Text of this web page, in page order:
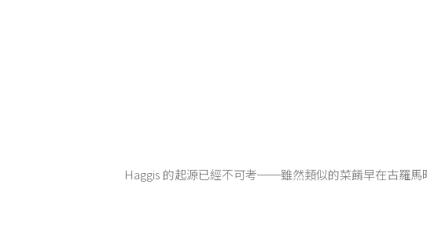
Haggis 的起源已經不可考──雖然類似的菜餚早在古羅馬